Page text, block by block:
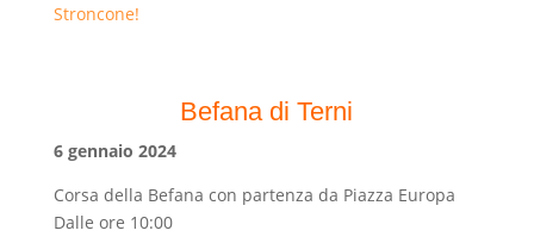
Stroncone!
Befana di Terni
6 gennaio 2024
Corsa della Befana con partenza da Piazza Europa
Dalle ore 10:00